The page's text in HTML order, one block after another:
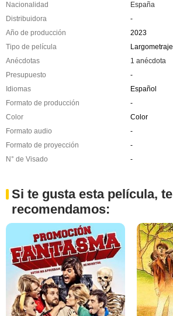
Nacionalidad
España
Distribuidora
-
Año de producción
2023
Tipo de película
Largometraje
Anécdotas
1 anécdota
Presupuesto
-
Idiomas
Español
Formato de producción
-
Color
Color
Formato audio
-
Formato de proyección
-
N° de Visado
-
Si te gusta esta película, te
recomendamos: